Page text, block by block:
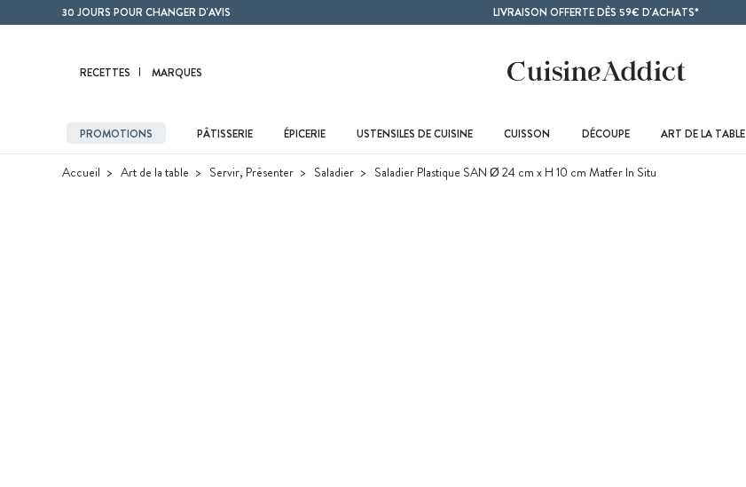
Contenu principal30 JOURS POUR CHANGER D'AVIS LIVRAISON OFFERTE DÈS 59€ D'ACHATS*
RECETTES MARQUES
PROMOTIONS PÂTISSERIE ÉPICERIE USTENSILES DE CUISINE CUISSON DÉCOUPE ART DE LA TABLE
Accueil Art de la table Servir, Présenter Saladier Saladier Plastique SAN Ø 24 cm x H 10 cm Matfer In Situ